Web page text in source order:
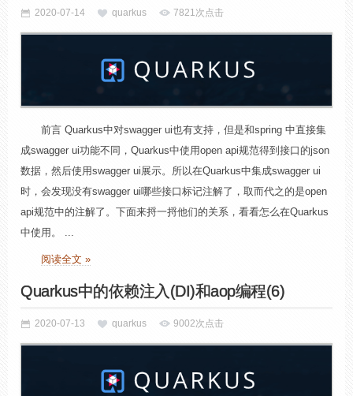
2020-07-14 quarkus 7821次点击
前言 Quarkus中对swagger ui也有支持，但是和spring 中直接集
成swagger ui功能不同，Quarkus中使用open api规范得到接口的json
数据，然后使用swagger ui展示。所以在Quarkus中集成swagger ui
时，会发现没有swagger ui哪些接口标记注解了，取而代之的是open
api规范中的注解了。下面来捋一捋他们的关系，看看怎么在Quarkus
中使用。 ...
阅读全文 »
Quarkus中的依赖注入(DI)和aop编程(6)
2020-07-13 quarkus 9002次点击